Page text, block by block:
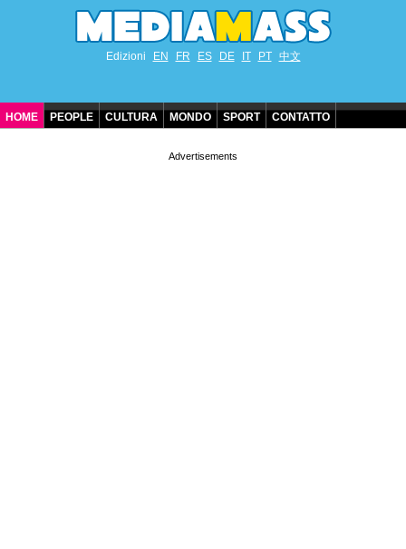
Edizioni EN FR ES DE IT PT 中文
HOME PEOPLE CULTURA MONDO SPORT CONTATTO